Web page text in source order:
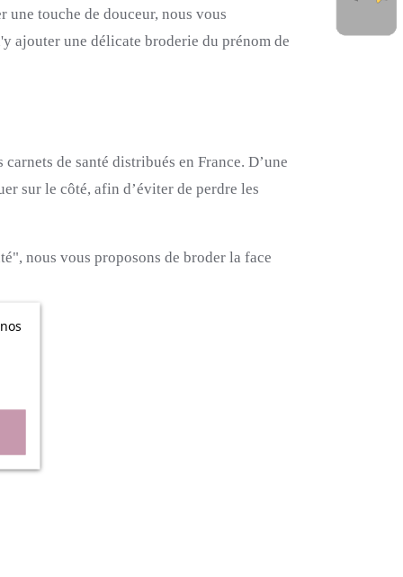
une touche de douceur, nous vous
ajouter une délicate broderie du prénom de
de santé distribués en France. D’une
sur le côté, afin d’éviter de perdre les
nous vous proposons de broder la face